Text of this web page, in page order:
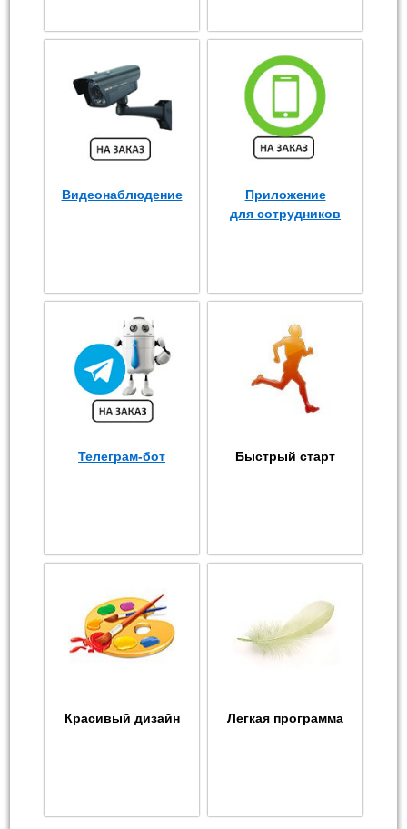
Видеонаблюдение
Приложение
для сотрудников
Телеграм-бот Быстрый старт
Красивый дизайн Легкая программа